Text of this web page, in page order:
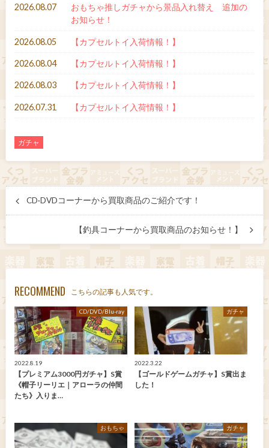
2026.08.07
おもちゃ推しガチャから景品入れ替え 追加の
お知らせ！
2026.08.05 【カプセルトイ入荷情報！】
2026.08.04 【カプセルトイ入荷情報！】
2026.08.03 【カプセルトイ入荷情報！】
2026.07.31 【カプセルトイ入荷情報！】
ガチャ
CD·DVDコーナーから買取商品のご紹介です！
【釣具コーナーから買取商品のお知らせ！】
RECOMMEND こちらの記事も人気です。
CD/DVD/Blu-ray
2022.8.19
【プレミアム3000円ガチャ】S賞
《帽子リーリエ｜アローラの仲間
たち》入りま…
ガチャ
2022.3.22
【ゴールドゲームガチャ】S賞出ま
した！
おもちゃ ガチャ